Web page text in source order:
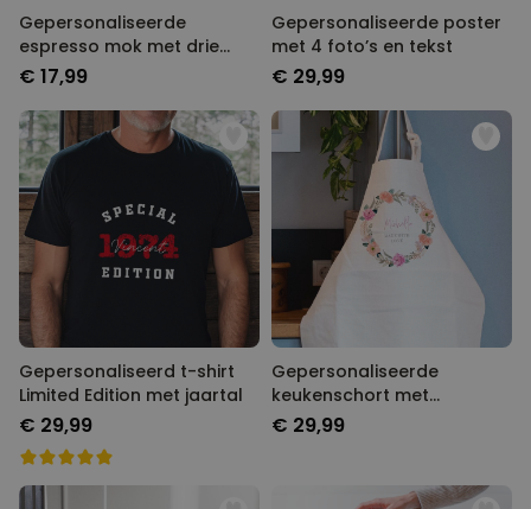
Gepersonaliseerde
espresso mok met drie
regels
€ 17,99
Gepersonaliseerde poster
met 4 foto’s en tekst
€ 29,99
Gepersonaliseerd t-shirt
Limited Edition met jaartal
€ 29,99
Gepersonaliseerde
keukenschort met
bloemenkrans en tekst
€ 29,99